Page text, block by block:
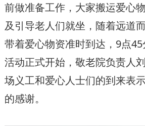
前做准备工作，大家搬运爱心
及引导老人们就坐，随着远道
带着爱心物资准时到达，9点
活动正式开始，敬老院负责人
场义工和爱心人士们的到来表
的感谢。